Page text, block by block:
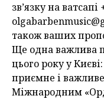
зв’язку на
також ваших
Ще одна важлива
цього року у
приємне і
Міжнародним